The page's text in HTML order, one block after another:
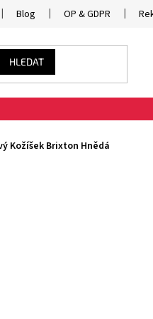
Blog OP & GDPR
HLEDAT
Kožíšek Brixton Hnědá